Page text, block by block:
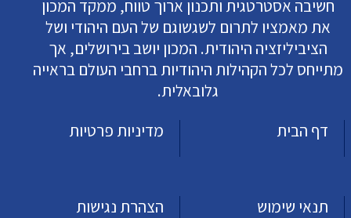
חשיבה אסטרטגית ותכנון ארוך טווח, ממקד המכון
את מאמציו לתרום לשגשוגם של העם היהודי ושל
הציביליזציה היהודית. המכון יושב בירושלים, אך
מתייחס לכל הקהילות היהודיות ברחבי העולם בראייה
גלובאלית.
דף הבית
מדיניות פרטיות
תנאי שימוש הצהרת נגישות